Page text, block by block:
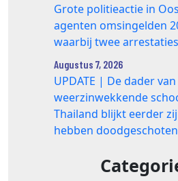
Grote politieactie in
agenten omsingelden
waarbij twee
Augustus 7, 2026
UPDATE | De dader
weerzinwekkende
Thailand blijkt eerder
hebben